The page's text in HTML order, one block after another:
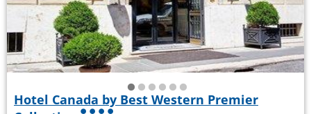
Hotel Canada by Best Western Premier